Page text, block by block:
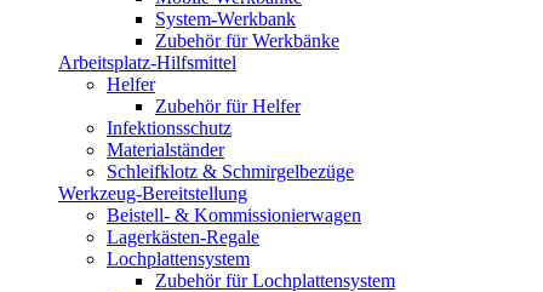
System-Werkbank
Zubehör für Werkbänke
Arbeitsplatz-Hilfsmittel
Helfer
Zubehör für Helfer
Infektionsschutz
Materialständer
Schleifklotz & Schmirgelbezüge
Werkzeug-Bereitstellung
Beistell- & Kommissionierwagen
Lagerkästen-Regale
Lochplattensystem
Zubehör für Lochplattensystem